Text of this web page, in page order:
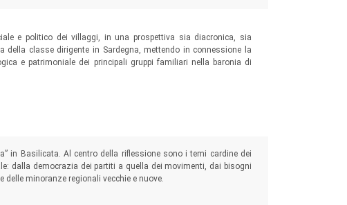
e politico dei villaggi, in una prospettiva sia diacronica, sia
classe dirigente in Sardegna, mettendo in connessione la
e patrimoniale dei principali gruppi familiari nella baronia di
in Basilicata. Al centro della riflessione sono i temi cardine dei
dalla democrazia dei partiti a quella dei movimenti, dai bisogni
minoranze regionali vecchie e nuove.